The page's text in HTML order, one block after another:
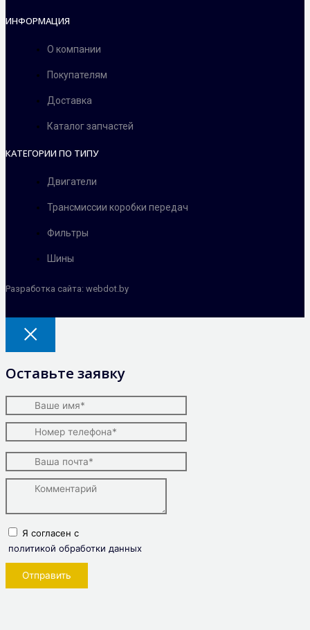
ИНФОРМАЦИЯ
О компании
Покупателям
Доставка
Каталог запчастей
КАТЕГОРИИ ПО ТИПУ
Двигатели
Трансмиссии коробки передач
Фильтры
Шины
Разработка сайта: webdot.by
Оставьте заявку
Я согласен с
политикой обработки данных
Отправить